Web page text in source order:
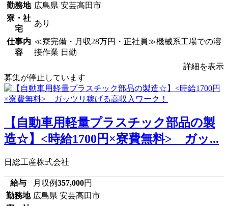
勤務地 広島県 安芸高田市
寮・社
宅
あり
仕事内
容
≪寮完備・月収28万円・正社員≫機械系工場での溶
接作業 日勤
詳細を表示
募集が停止しています
【自動車用軽量プラスチック部品の製
造☆】<時給1700円×寮費無料> ガッ...
日総工産株式会社
給与 月収例357,000円
勤務地 広島県 安芸高田市